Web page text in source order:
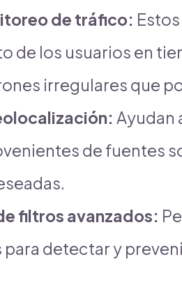
de tráfico:
de los usuarios en
irregulares que
Ayudan
de fuentes
filtros avanzados:
para detectar y